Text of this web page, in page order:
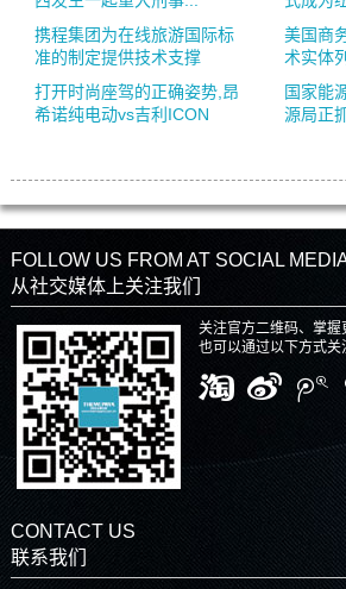
携程集团为在线旅游国际标
准的制定提供技术支撑
美国商
术实体
打开时尚座驾的正确姿势,昂
希诺纯电动vs吉利ICON
国家能
源局正
FOLLOW US FROM AT SOCIAL
从社交媒体上关注我们
关注官方二维码、掌
也可以通过以下方式关
CONTACT US
联系我们